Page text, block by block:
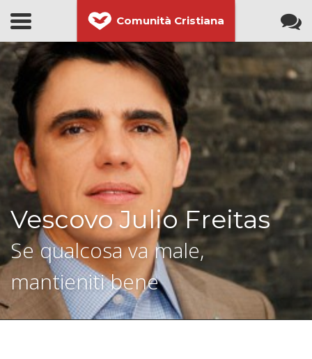
Comunità Cristiana
Vescovo Julio Freitas
Se qualcosa va male,
mantieniti bene